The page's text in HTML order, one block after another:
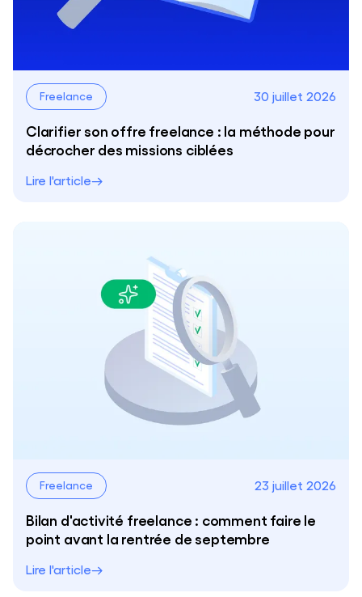
Freelance 30 juillet 2026
Clarifier son offre freelance : la méthode pour
décrocher des missions ciblées
Lire l'article
Freelance 23 juillet 2026
Bilan d'activité freelance : comment faire le
point avant la rentrée de septembre
Lire l'article